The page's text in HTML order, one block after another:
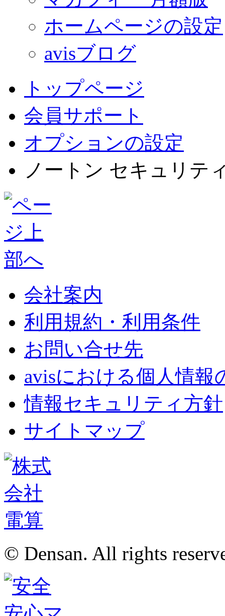
ホームページの設定
avisブログ
トップページ
会員サポート
オプションの設定
ノートン セキュリテ
会社案内
利用規約・利用条件
お問い合せ先
avisにおける個人情
情報セキュリティ方針
サイトマップ
© Densan. All rights